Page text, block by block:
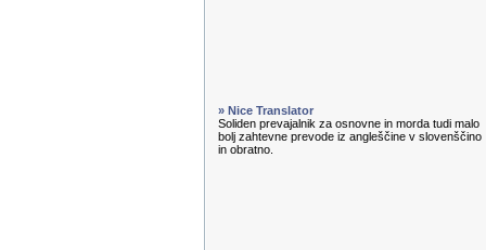
» Nice Translator
Soliden prevajalnik za osnovne in morda tudi malo
bolj zahtevne prevode iz angleščine v slovenščino
in obratno.